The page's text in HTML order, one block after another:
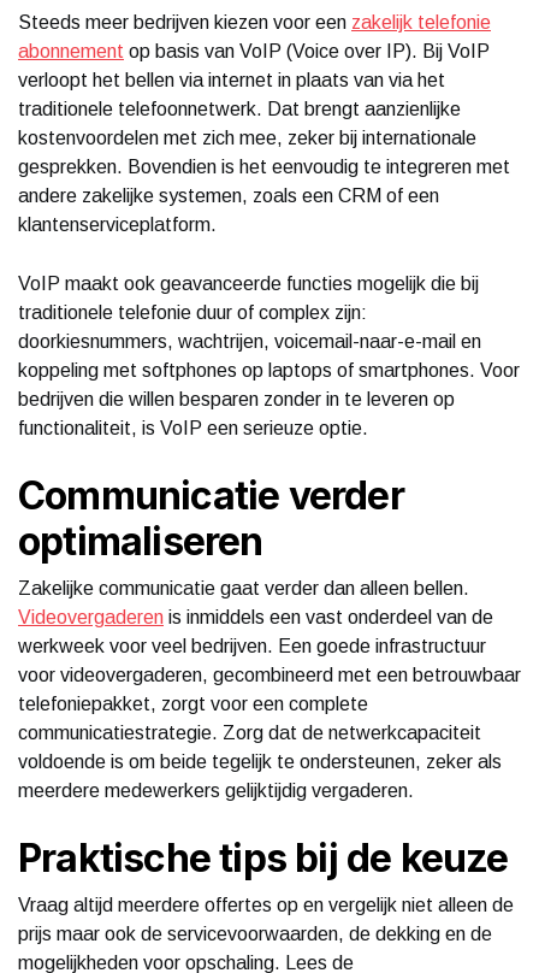
Steeds meer bedrijven kiezen voor een zakelijk telefonie
abonnement op basis van VoIP (Voice over IP). Bij VoIP
verloopt het bellen via internet in plaats van via het
traditionele telefoonnetwerk. Dat brengt aanzienlijke
kostenvoordelen met zich mee, zeker bij internationale
gesprekken. Bovendien is het eenvoudig te integreren met
andere zakelijke systemen, zoals een CRM of een
klantenserviceplatform.
VoIP maakt ook geavanceerde functies mogelijk die bij
traditionele telefonie duur of complex zijn:
doorkiesnummers, wachtrijen, voicemail-naar-e-mail en
koppeling met softphones op laptops of smartphones. Voor
bedrijven die willen besparen zonder in te leveren op
functionaliteit, is VoIP een serieuze optie.
Communicatie verder
optimaliseren
Zakelijke communicatie gaat verder dan alleen bellen.
Videovergaderen is inmiddels een vast onderdeel van de
werkweek voor veel bedrijven. Een goede infrastructuur
voor videovergaderen, gecombineerd met een betrouwbaar
telefoniepakket, zorgt voor een complete
communicatiestrategie. Zorg dat de netwerkcapaciteit
voldoende is om beide tegelijk te ondersteunen, zeker als
meerdere medewerkers gelijktijdig vergaderen.
Praktische tips bij de keuze
Vraag altijd meerdere offertes op en vergelijk niet alleen de
prijs maar ook de servicevoorwaarden, de dekking en de
mogelijkheden voor opschaling. Lees de